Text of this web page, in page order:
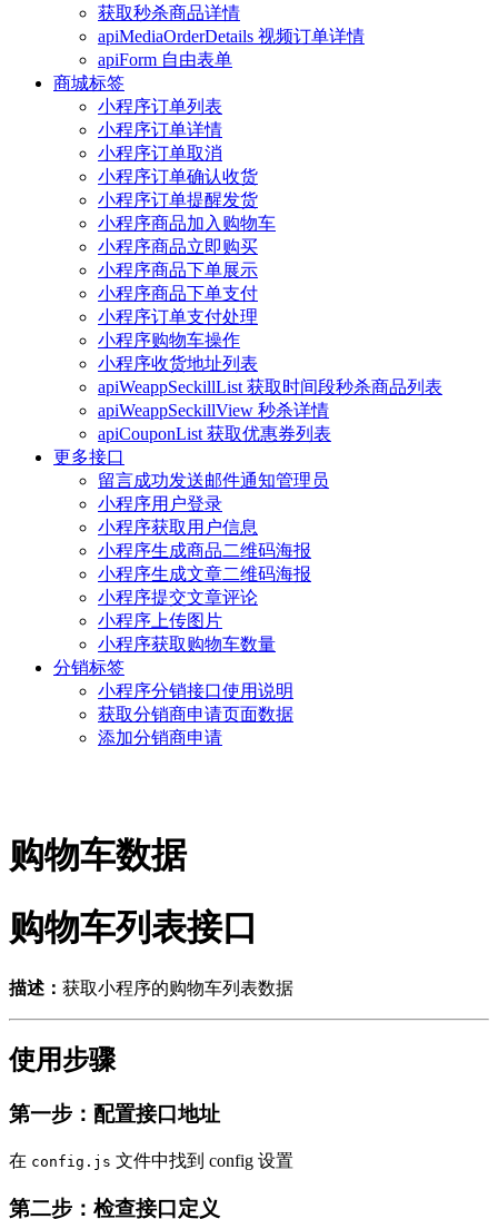
获取秒杀商品详情
apiMediaOrderDetails 视频订单详情
apiForm 自由表单
商城标签
小程序订单列表
小程序订单详情
小程序订单取消
小程序订单确认收货
小程序订单提醒发货
小程序商品加入购物车
小程序商品立即购买
小程序商品下单展示
小程序商品下单支付
小程序订单支付处理
小程序购物车操作
小程序收货地址列表
apiWeappSeckillList 获取时间段秒杀商品列表
apiWeappSeckillView 秒杀详情
apiCouponList 获取优惠券列表
更多接口
留言成功发送邮件通知管理员
小程序用户登录
小程序获取用户信息
小程序生成商品二维码海报
小程序生成文章二维码海报
小程序提交文章评论
小程序上传图片
小程序获取购物车数量
分销标签
小程序分销接口使用说明
获取分销商申请页面数据
添加分销商申请
购物车数据
购物车列表接口
描述： 获取小程序的购物车列表数据
使用步骤
第一步：配置接口地址
在 config.js 文件中找到 config 设置
第二步：检查接口定义